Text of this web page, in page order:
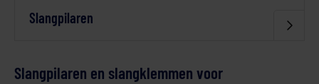
Slangpilaren
Slangpilaren en slangklemmen voor